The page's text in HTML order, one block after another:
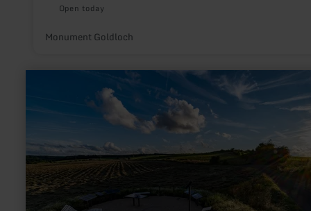
Open today
Monument Goldloch
SternenBlick: